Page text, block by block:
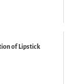
of Lipstick